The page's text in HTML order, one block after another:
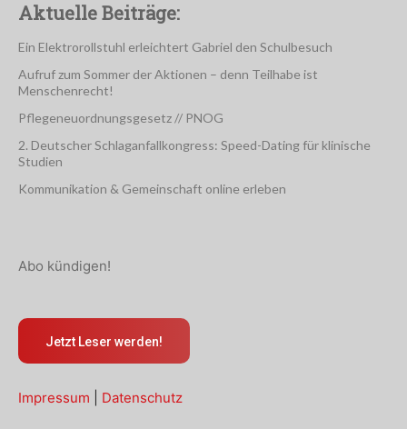
Aktuelle Beiträge:
Ein Elektrorollstuhl erleichtert Gabriel den Schulbesuch
Aufruf zum Sommer der Aktionen – denn Teilhabe ist
Menschenrecht!
Pflegeneuordnungsgesetz // PNOG
2. Deutscher Schlaganfallkongress: Speed-Dating für klinische
Studien
Kommunikation & Gemeinschaft online erleben
Abo kündigen!
Jetzt Leser werden!
Impressum Datenschutz